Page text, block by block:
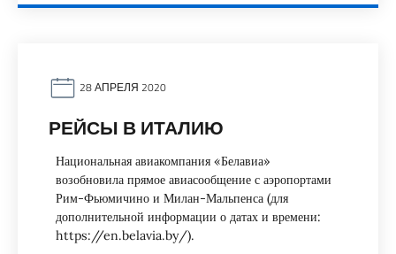
28 АПРЕЛЯ 2020
РЕЙСЫ В ИТАЛИЮ
Национальная авиакомпания «Белавиа»
возобновила прямое авиасообщение с аэропортами
Рим-Фьюмичино и Милан-Мальпенса (для
дополнительной информации о датах и времени:
https://en.belavia.by/).